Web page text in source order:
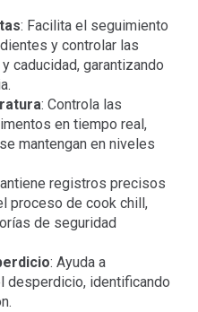
: Facilita el seguimiento
y controlar las
caducidad, garantizando
: Controla las
en tiempo real,
mantengan en niveles
registros precisos
proceso de cook chill,
de seguridad
: Ayuda a
desperdicio, identificando